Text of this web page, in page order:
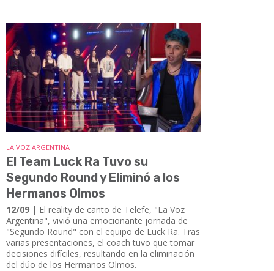
LA VOZ ARGENTINA
El Team Luck Ra Tuvo su
Segundo Round y Eliminó a los
Hermanos Olmos
12/09 | El reality de canto de Telefe, "La Voz
Argentina", vivió una emocionante jornada de
"Segundo Round" con el equipo de Luck Ra. Tras
varias presentaciones, el coach tuvo que tomar
decisiones difíciles, resultando en la eliminación
del dúo de los Hermanos Olmos.